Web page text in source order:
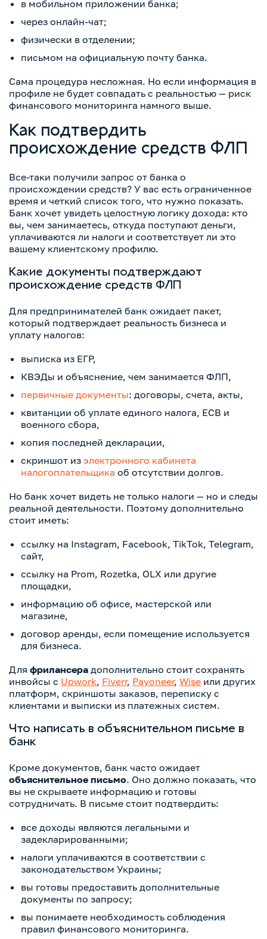
в мобильном приложении банка;
через онлайн-чат;
физически в отделении;
письмом на официальную почту банка.
Сама процедура несложная. Но если информация в
профиле не будет совпадать с реальностью — риск
финансового мониторинга намного выше.
Как подтвердить
происхождение средств ФЛП
Все-таки получили запрос от банка о
происхождении средств? У вас есть ограниченное
время и четкий список того, что нужно показать.
Банк хочет увидеть целостную логику дохода: кто
вы, чем занимаетесь, откуда поступают деньги,
уплачиваются ли налоги и соответствует ли это
вашему клиентскому профилю.
Какие документы подтверждают
происхождение средств ФЛП
Для предпринимателей банк ожидает пакет,
который подтверждает реальность бизнеса и
уплату налогов:
выписка из ЕГР,
КВЭДы и объяснение, чем занимается ФЛП,
первичные документы: договоры, счета, акты,
квитанции об уплате единого налога, ЕСВ и
военного сбора,
копия последней декларации,
скриншот из электронного кабинета
налогоплательщика об отсутствии долгов.
Но банк хочет видеть не только налоги — но и следы
реальной деятельности. Поэтому дополнительно
стоит иметь:
ссылку на Instagram, Facebook, TikTok, Telegram,
сайт,
ссылку на Prom, Rozetka, OLX или другие
площадки,
информацию об офисе, мастерской или
магазине,
договор аренды, если помещение используется
для бизнеса.
Для фрилансера дополнительно стоит сохранять
инвойсы с Upwork, Fiverr, Payoneer, Wise или других
платформ, скриншоты заказов, переписку с
клиентами и выписки из платежных систем.
Что написать в объяснительном письме в
банк
Кроме документов, банк часто ожидает
объяснительное письмо. Оно должно показать, что
вы не скрываете информацию и готовы
сотрудничать. В письме стоит подтвердить:
все доходы являются легальными и
задекларированными;
налоги уплачиваются в соответствии с
законодательством Украины;
вы готовы предоставить дополнительные
документы по запросу;
вы понимаете необходимость соблюдения
правил финансового мониторинга.